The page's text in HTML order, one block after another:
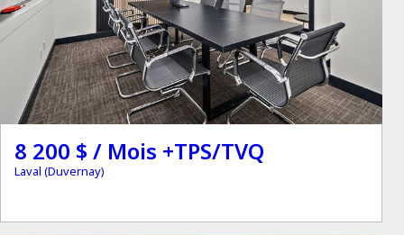
8 200 $ / Mois +TPS/TVQ
Laval (Duvernay)